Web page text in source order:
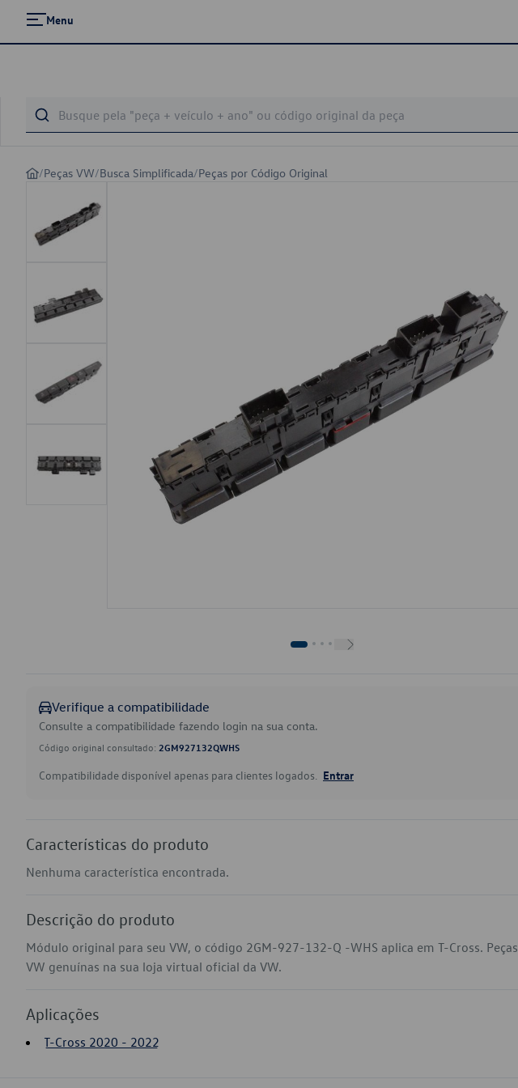
Menu
/Peças VW/Busca Simplificada/Peças por Código Original
Verifique a compatibilidade
Consulte a compatibilidade fazendo login na sua conta.
Código original consultado: 2GM927132QWHS
Compatibilidade disponível apenas para clientes logados. Entrar
Características do produto
Nenhuma característica encontrada.
Descrição do produto
Módulo original para seu VW, o código 2GM-927-132-Q -WHS aplica em T-Cross. Peças
VW genuínas na sua loja virtual oficial da VW.
Aplicações
T-Cross 2020 - 2022